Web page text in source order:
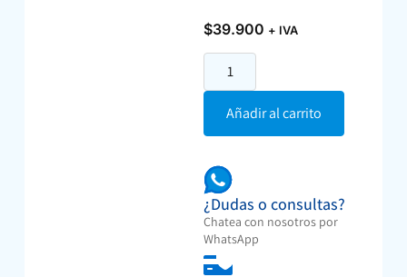
$39.900 + IVA
Añadir al carrito
¿Dudas o consultas?
Chatea con nosotros por
WhatsApp